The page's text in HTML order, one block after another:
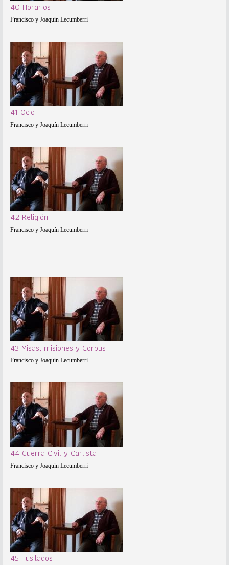
40 Horarios
Francisco y Joaquín Lecumberri
41 Ocio
Francisco y Joaquín Lecumberri
42 Religión
Francisco y Joaquín Lecumberri
43 Misas, misiones y Corpus
Francisco y Joaquín Lecumberri
44 Guerra Civil y Carlista
Francisco y Joaquín Lecumberri
45 Fusilados